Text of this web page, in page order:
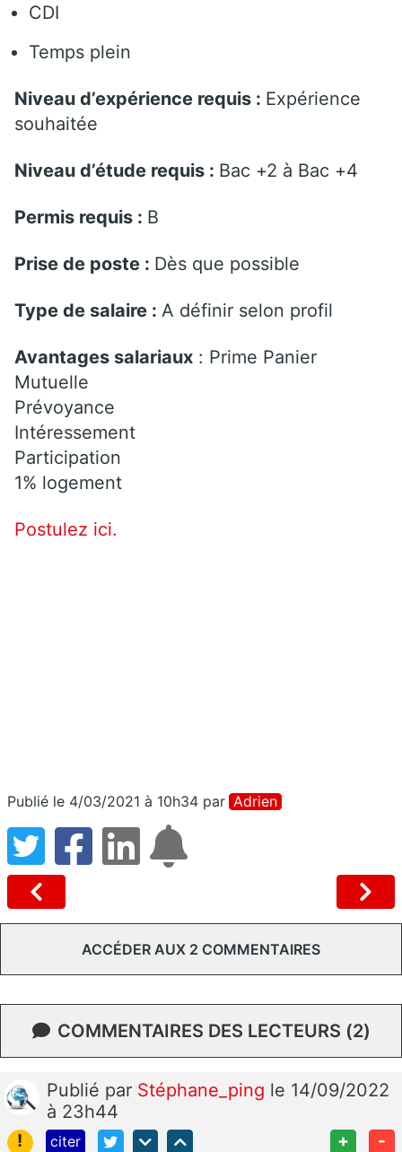
CDI
Temps plein
Niveau d’expérience requis : Expérience
souhaitée
Niveau d’étude requis : Bac +2 à Bac +4
Permis requis : B
Prise de poste : Dès que possible
Type de salaire : A définir selon profil
Avantages salariaux : Prime Panier
Mutuelle
Prévoyance
Intéressement
Participation
1% logement
Postulez ici.
Publié le 4/03/2021 à 10h34 par Adrien
ACCÉDER AUX 2 COMMENTAIRES
COMMENTAIRES DES LECTEURS (2)
Publié par Stéphane_ping le 14/09/2022
à 23h44
!
citer + -